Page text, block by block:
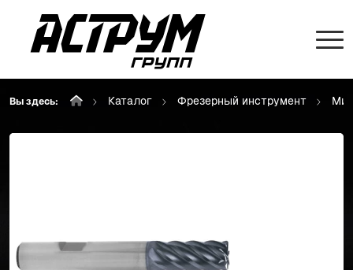
Вы здесь: Каталог Фрезерный инструмент